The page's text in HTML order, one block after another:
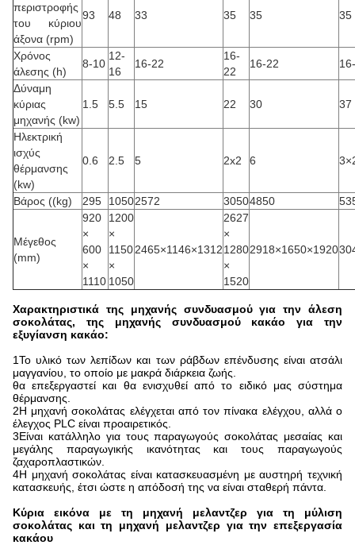
περιστροφής
του κύριου
άξονα (rpm)
93 48 33 35 35 35
Χρόνος
άλεσης (h)
8-10
12-
16
16-22
16-
22
16-22
Δύναμη
κύριας
μηχανής (kw)
1.5 5.5 15 22 30 37
Ηλεκτρική
ισχύς
θέρμανσης
(kw)
0.6 2.5 5 2x2 6
Βάρος ((kg) 295 10502572 30504850
Μέγεθος
(mm)
920
×
600
×
1110
1200
×
1150
×
1050
2465×1146×1312
2627
×
1280
×
1520
2918×1650×1920
Χαρακτηριστικά της μηχανής συνδυασμού για την άλεση
σοκολάτας, της μηχανής συνδυασμού κακάο για την
εξυγίανση κακάο:
1Το υλικό των λεπίδων και των ράβδων επένδυσης είναι ατσάλι
μαγγανίου, το οποίο με μακρά διάρκεια ζωής.
θα επεξεργαστεί και θα ενισχυθεί από το ειδικό μας σύστημα
θέρμανσης.
2Η μηχανή σοκολάτας ελέγχεται από τον πίνακα ελέγχου, αλλά ο
έλεγχος PLC είναι προαιρετικός.
3Είναι κατάλληλο για τους παραγωγούς σοκολάτας μεσαίας και
μεγάλης παραγωγικής ικανότητας και τους παραγωγούς
ζαχαροπλαστικών.
4Η μηχανή σοκολάτας είναι κατασκευασμένη με αυστηρή τεχνική
κατασκευής, έτσι ώστε η απόδοσή της να είναι σταθερή πάντα.
Κύρια εικόνα με τη μηχανή μελαντζερ για τη μύλιση
σοκολάτας και τη μηχανή μελαντζερ για την επεξεργασία
κακάου